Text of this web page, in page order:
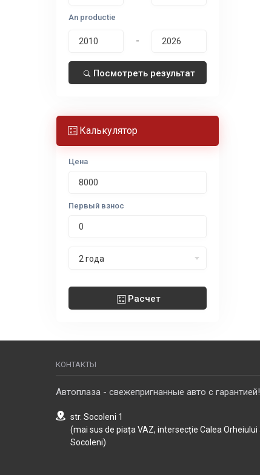
An productie
-
Посмотреть результат
Калькулятор
Цена
Первый взнос
2 года
Расчет
КОНТАКТЫ
Автоплаза - свежепригнанные авто с гарантией!
str. Socoleni 1
(mai sus de piața VAZ, intersecție Calea Orheiului
Socoleni)